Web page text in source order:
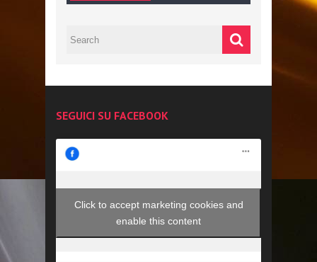
SEGUICI SU FACEBOOK
Click to accept marketing cookies and
enable this content